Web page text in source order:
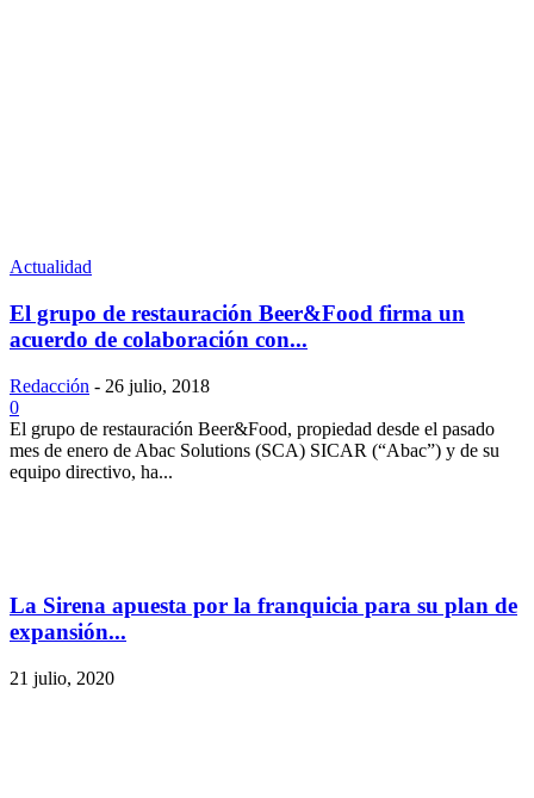
Actualidad
El grupo de restauración Beer&Food firma un
acuerdo de colaboración con...
Redacción - 26 julio, 2018
0
El grupo de restauración Beer&Food, propiedad desde el pasado
mes de enero de Abac Solutions (SCA) SICAR (“Abac”) y de su
equipo directivo, ha...
La Sirena apuesta por la franquicia para su plan de
expansión...
21 julio, 2020